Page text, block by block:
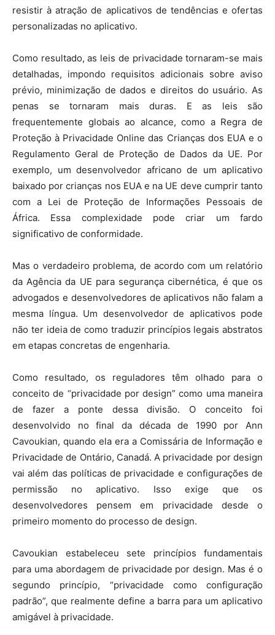
resistir à atração de aplicativos de tendências e ofertas
personalizadas no aplicativo.
Como resultado, as leis de privacidade tornaram-se mais
detalhadas, impondo requisitos adicionais sobre aviso
prévio, minimização de dados e direitos do usuário. As
penas se tornaram mais duras. E as leis são
frequentemente globais ao alcance, como a Regra de
Proteção à Privacidade Online das Crianças dos EUA e o
Regulamento Geral de Proteção de Dados da UE. Por
exemplo, um desenvolvedor africano de um aplicativo
baixado por crianças nos EUA e na UE deve cumprir tanto
com a Lei de Proteção de Informações Pessoais de
África. Essa complexidade pode criar um fardo
significativo de conformidade.
Mas o verdadeiro problema, de acordo com um relatório
da Agência da UE para segurança cibernética, é que os
advogados e desenvolvedores de aplicativos não falam a
mesma língua. Um desenvolvedor de aplicativos pode
não ter ideia de como traduzir princípios legais abstratos
em etapas concretas de engenharia.
Como resultado, os reguladores têm olhado para o
conceito de “privacidade por design” como uma maneira
de fazer a ponte dessa divisão. O conceito foi
desenvolvido no final da década de 1990 por Ann
Cavoukian, quando ela era a Comissária de Informação e
Privacidade de Ontário, Canadá. A privacidade por design
vai além das políticas de privacidade e configurações de
permissão no aplicativo. Isso exige que os
desenvolvedores pensem em privacidade desde o
primeiro momento do processo de design.
Cavoukian estabeleceu sete princípios fundamentais
para uma abordagem de privacidade por design. Mas é o
segundo princípio, “privacidade como configuração
padrão”, que realmente define a barra para um aplicativo
amigável à privacidade.